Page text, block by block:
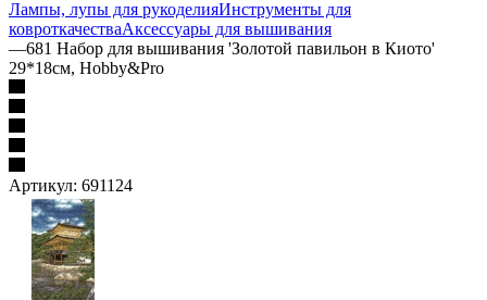
Лампы, лупы для рукоделияИнструменты для
ковроткачестваАксессуары для вышивания
—681 Набор для вышивания 'Золотой павильон в Киото'
29*18см, Hobby&Pro
Артикул: 691124